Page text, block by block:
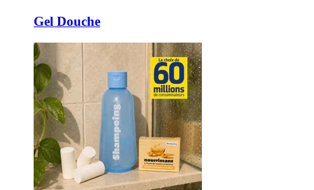
Gel Douche